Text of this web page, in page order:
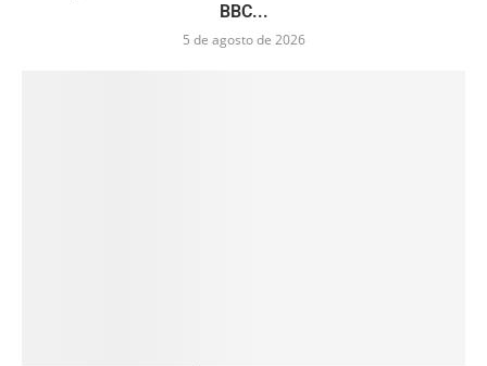
BBC...
5 de agosto de 2026